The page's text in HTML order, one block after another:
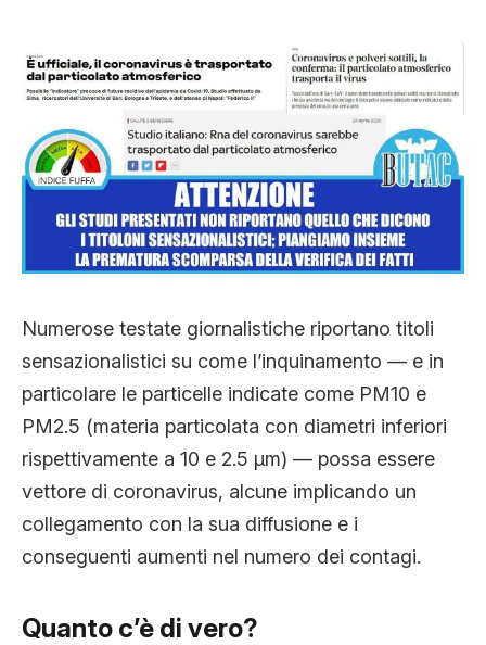
EDITORIALI
TRUFFE E SOCIAL NETWORK
CLIMA ED ENERGIA
CONTATTI
CHI SIAMO
Numerose testate giornalistiche riportano titoli
sensazionalistici su come l’inquinamento — e in
particolare le particelle indicate come PM10 e
PM2.5 (materia particolata con diametri inferiori
rispettivamente a 10 e 2.5 µm) — possa essere
vettore di coronavirus, alcune implicando un
collegamento con la sua diffusione e i
conseguenti aumenti nel numero dei contagi.
Quanto c’è di vero?